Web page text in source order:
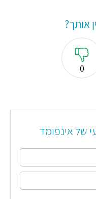
אותך?
0
של אינפומד